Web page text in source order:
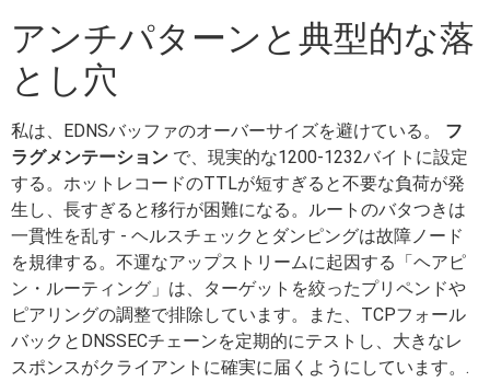
アンチパターンと典型的な落
とし穴
私は、EDNSバッファのオーバーサイズを避けている。 フ
ラグメンテーション で、現実的な1200-1232バイトに設定
する。ホットレコードのTTLが短すぎると不要な負荷が発
生し、長すぎると移行が困難になる。ルートのバタつきは
一貫性を乱す - ヘルスチェックとダンピングは故障ノード
を規律する。不運なアップストリームに起因する「ヘアピ
ン・ルーティング」は、ターゲットを絞ったプリペンドや
ピアリングの調整で排除しています。また、TCPフォール
バックとDNSSECチェーンを定期的にテストし、大きなレ
スポンスがクライアントに確実に届くようにしています。.